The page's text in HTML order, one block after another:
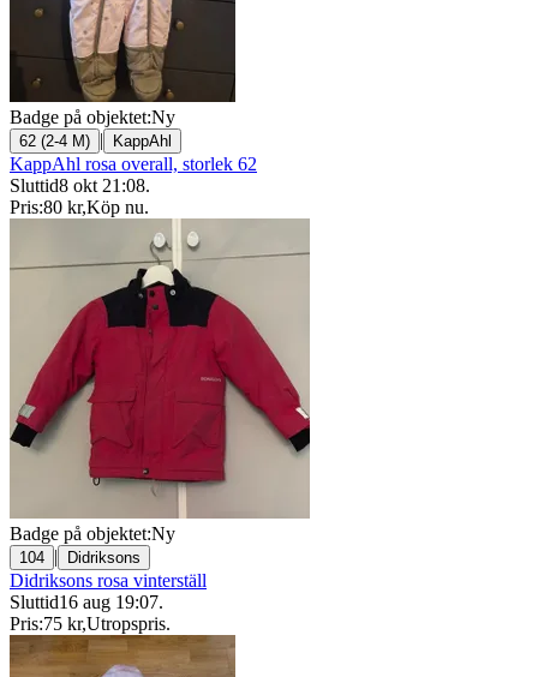
Badge på objektet:Ny
62 (2-4 M) | KappAhl
KappAhl rosa overall, storlek 62
Sluttid8 okt 21:08.
Pris:80 kr,Köp nu.
Badge på objektet:Ny
104 | Didriksons
Didriksons rosa vinterställ
Sluttid16 aug 19:07.
Pris:75 kr,Utropspris.